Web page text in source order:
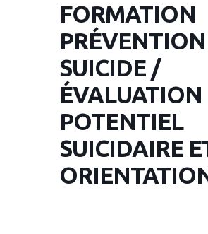
FORMATION
SUICIDE /
ÉVALUATION
POTENTIEL
SUICIDAIRE